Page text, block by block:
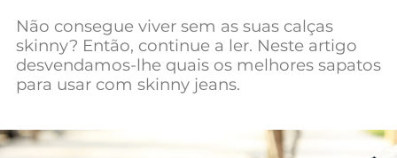
Negócios
Mundial 2026
Não consegue viver sem as suas calças
skinny? Então, continue a ler. Neste artigo
desvendamos-lhe quais os melhores sapatos
para usar com skinny jeans.